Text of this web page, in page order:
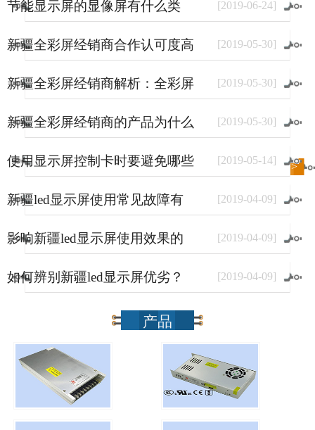
节能显示屏的显像屏有什么类
型？
[2019-06-24]
新疆全彩屏经销商合作认可度高
的原因
[2019-05-30]
新疆全彩屏经销商解析：全彩屏
使用量大幅上涨的原因
[2019-05-30]
新疆全彩屏经销商的产品为什么
销量好？
[2019-05-30]
使用显示屏控制卡时要避免哪些
事情？
[2019-05-14]
新疆led显示屏使用常见故障有
哪些？
[2019-04-09]
影响新疆led显示屏使用效果的
因素有哪些？
[2019-04-09]
如何辨别新疆led显示屏优劣？ [2019-04-09]
进入新闻 频道>>
产品